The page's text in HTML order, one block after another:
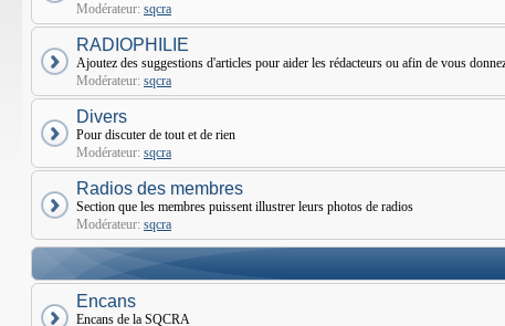
Modérateur: sqcra
RADIOPHILIE
Ajoutez des suggestions d'articles pour aider les rédacteurs ou afin de vous
Modérateur: sqcra
Divers
Pour discuter de tout et de rien
Modérateur: sqcra
Radios des membres
Section que les membres puissent illustrer leurs photos de radios
Modérateur: sqcra
Encans
Encans de la SQCRA